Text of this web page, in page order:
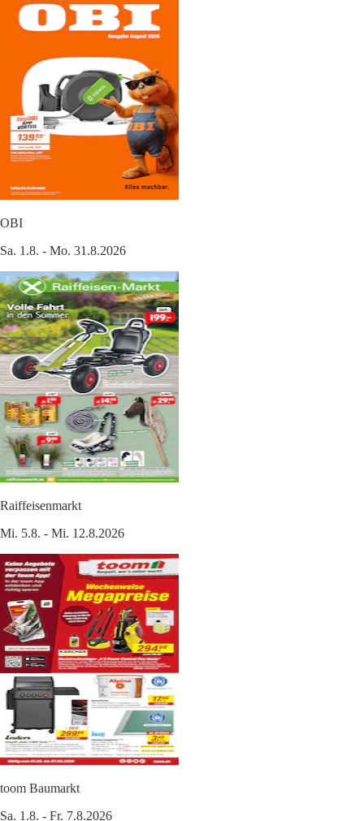
OBI
Sa. 1.8. - Mo. 31.8.2026
Raiffeisenmarkt
Mi. 5.8. - Mi. 12.8.2026
toom Baumarkt
Sa. 1.8. - Fr. 7.8.2026